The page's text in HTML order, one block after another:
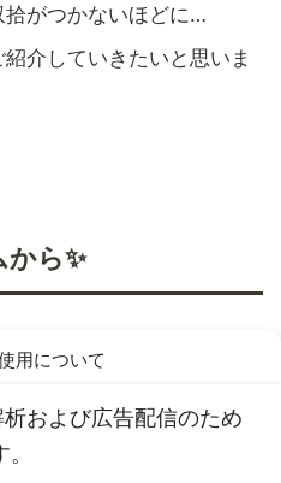
用について
および広告配信のため
拾がつかないほどに…
介していきたいと思いま
ら✨